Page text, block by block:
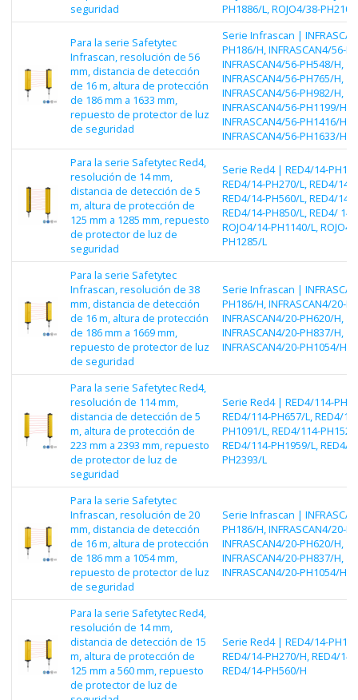
seguridad
PH1886/L, ROJO4/38-
Para la serie Safetytec
Infrascan, resolución de 56
mm, distancia de detección
de 16 m, altura de protección
de 186 mm a 1633 mm,
repuesto de protector de luz
de seguridad
Serie Infrascan |
PH186/H, INFRASCAN4/56-
INFRASCAN4/56-PH548/H,
INFRASCAN4/56-PH765/H,
INFRASCAN4/56-PH982/H,
INFRASCAN4/56-PH1199/H,
INFRASCAN4/56-PH1416/H,
INFRASCAN4/56-PH1633/H
Para la serie Safetytec Red4,
resolución de 14 mm,
distancia de detección de 5
m, altura de protección de
125 mm a 1285 mm, repuesto
de protector de luz de
seguridad
Serie Red4 | RED4/14-
RED4/14-PH270/L, RED4/14-
RED4/14-PH560/L, RED4/14-
RED4/14-PH850/L, RED4/
ROJO4/14-PH1140/L, ROJO4/
PH1285/L
Para la serie Safetytec
Infrascan, resolución de 38
mm, distancia de detección
de 16 m, altura de protección
de 186 mm a 1669 mm,
repuesto de protector de luz
de seguridad
Serie Infrascan |
PH186/H, INFRASCAN4/20-
INFRASCAN4/20-PH620/H,
INFRASCAN4/20-PH837/H,
INFRASCAN4/20-PH1054/H
Para la serie Safetytec Red4,
resolución de 114 mm,
distancia de detección de 5
m, altura de protección de
223 mm a 2393 mm, repuesto
de protector de luz de
seguridad
Serie Red4 | RED4/114-
RED4/114-PH657/L, RED4/
PH1091/L, RED4/114-
RED4/114-PH1959/L, RED4/
PH2393/L
Para la serie Safetytec
Infrascan, resolución de 20
mm, distancia de detección
de 16 m, altura de protección
de 186 mm a 1054 mm,
repuesto de protector de luz
de seguridad
Serie Infrascan |
PH186/H, INFRASCAN4/20-
INFRASCAN4/20-PH620/H,
INFRASCAN4/20-PH837/H,
INFRASCAN4/20-PH1054/H
Para la serie Safetytec Red4,
resolución de 14 mm,
distancia de detección de 15
m, altura de protección de
125 mm a 560 mm, repuesto
de protector de luz de
Serie Red4 | RED4/14-
RED4/14-PH270/H, RED4/
RED4/14-PH560/H